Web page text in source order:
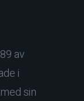
av
i
sin